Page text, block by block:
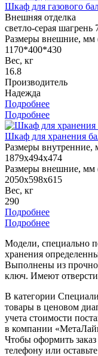
Шкаф для газового
Внешняя отделка
светло-серая
Размеры внешние,
1170*400*430
Вес, кг
16.8
Производитель
Надежда
Подробнее
Подробнее
Шкаф для хранения
Размеры
1879x494x474
Размеры внешние,
2050x598x615
Вес, кг
290
Подробнее
Подробнее
Модели, специально
хранения
Выполнены из
ключ. Имеют
В категории
товары в ценовом
учета стоимости
в компании
Чтобы оформить
телефону или